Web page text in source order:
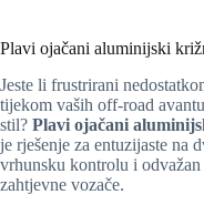
Plavi ojačani aluminijski
Jeste li frustrirani
tijekom vaših off-road
stil? Plavi ojačani
je rješenje za entuzijaste na
vrhunsku kontrolu i
zahtjevne vozače.